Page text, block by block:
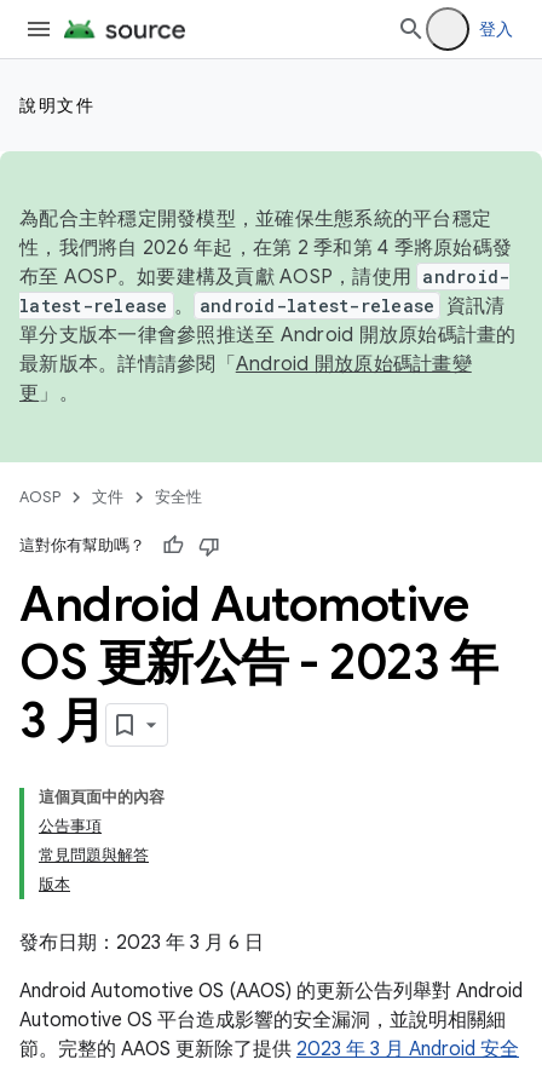
登入
說明文件
為配合主幹穩定開發模型，並確保生態系統的平台穩定
性，我們將自 2026 年起，在第 2 季和第 4 季將原始碼發
布至 AOSP。如要建構及貢獻 AOSP，請使用 android-
latest-release 。 android-latest-release
資訊清
單分支版本一律會參照推送至 Android 開放原始碼計畫的
最新版本。詳情請參閱「 Android 開放原始碼計畫變
更 」。
AOSP 文件 安全性
這對你有幫助嗎？
Android Automotive
OS 更新公告 - 2023 年
3 月
這個頁面中的內容
公告事項
常見問題與解答
版本
發布日期：2023 年 3 月 6 日
Android Automotive OS (AAOS) 的更新公告列舉對 Android
Automotive OS 平台造成影響的安全漏洞，並說明相關細
節。完整的 AAOS 更新除了提供 2023 年 3 月 Android 安全